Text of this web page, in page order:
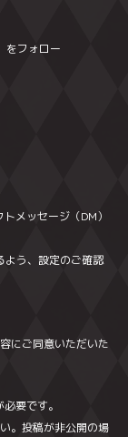
フォロー
メッセージ（DM）
う、設定のご確認
にご同意いただいた
要です。
。投稿が非公開の場